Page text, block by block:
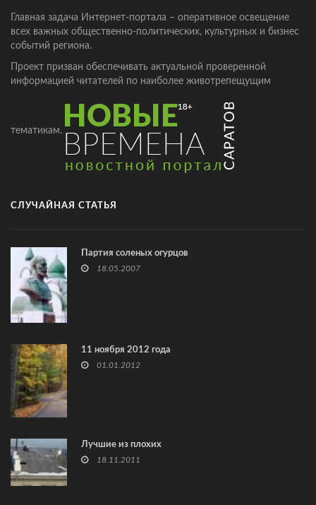
Главная задача Интернет-портала – оперативное освещение
всех важных общественно-политических, культурных и бизнес
событий региона.
Проект призван обеспечивать актуальной проверенной
информацией читателей по наиболее животрепещущим
тематикам.
СЛУЧАЙНАЯ СТАТЬЯ
Партия соленых огурцов
18.05.2007
11 ноября 2012 года
01.01.2012
Лучшие из плохих
18.11.2011